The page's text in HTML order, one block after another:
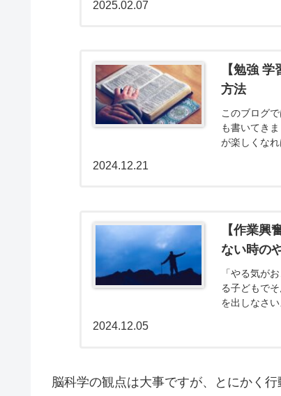
2025.02.07
【勉強
方法
このブログ
も書いてき
が楽しくな
2024.12.21
【作業興
ない時の
「やる気が
る子どもで
を出しなさ
2024.12.05
脳科学の観点は大事ですが、とにかく行